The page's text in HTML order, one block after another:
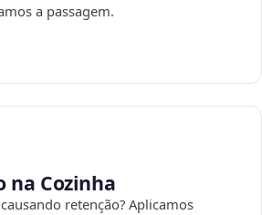
a passagem.
na Cozinha
retenção? Aplicamos